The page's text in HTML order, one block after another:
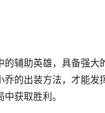
的辅助英雄，具备强
乔的出装方法，才能
获取胜利。